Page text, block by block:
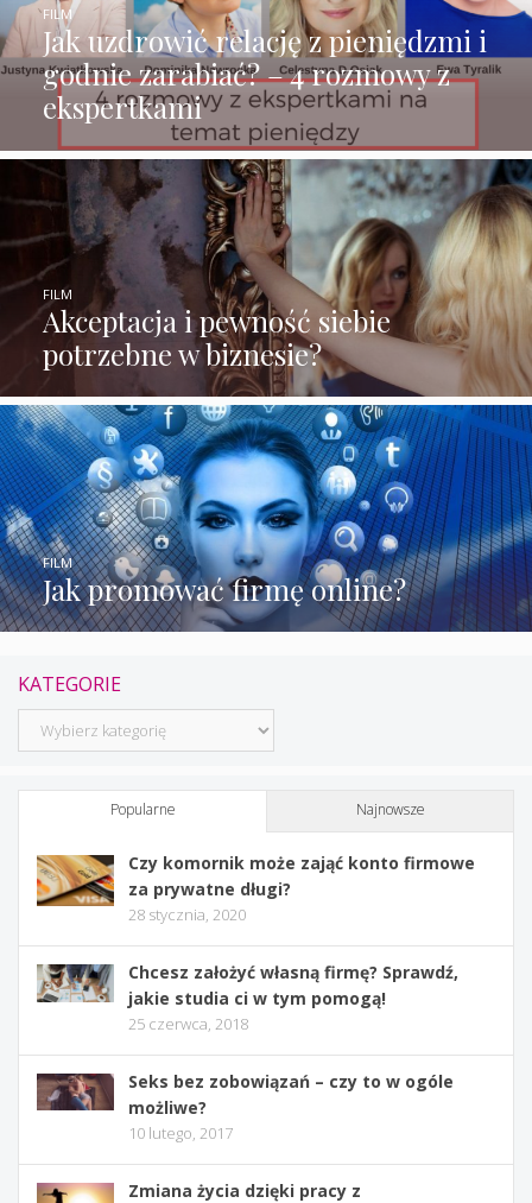
Jak uzdrowić relację z pieniędzmi i
godnie zarabiać? – 4 rozmowy z
ekspertkami
FILM
Akceptacja i pewność siebie
potrzebne w biznesie?
FILM
Jak promować firmę online?
FILM
KATEGORIE
Kategorie
Popularne Najnowsze
Czy komornik może zająć konto firmowe
za prywatne długi?
28 stycznia, 2020
Chcesz założyć własną firmę? Sprawdź,
jakie studia ci w tym pomogą!
25 czerwca, 2018
Seks bez zobowiązań – czy to w ogóle
możliwe?
10 lutego, 2017
Zmiana życia dzięki pracy z